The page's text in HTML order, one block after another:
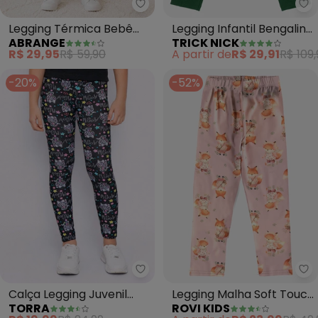
Abrange - Legging Térmica
Legging Térmica Bebê
Menina Panda (Nude)
ABRANGE
R$ 29,95R$ 59,90
Legging Infantil Bengaline
(Verde)
TRICK NICK
A partir deR$ 29,91R$
-20%
Torra - Calça Legging Juvenil
Calça Legging Juvenil
Sortida (Preto)
TORRA
-52%
Legging Malha Soft Touch
(Rosa)
ROVI KIDS